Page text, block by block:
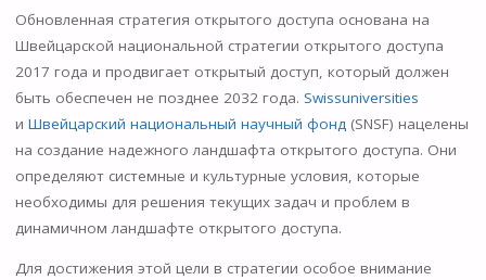
ni
ki
Обновленная стратегия открытого доступа основана на
Швейцарской национальной стратегии открытого доступа
2017 года и продвигает открытый доступ, который должен
быть обеспечен не позднее 2032 года. Swissuniversities
и Швейцарский национальный научный фонд(SNSF) нацелены
на создание надежного ландшафта открытого доступа. Они
определяют системные и культурные условия, которые
необходимы для решения текущих задач и проблем в
динамичном ландшафте открытого доступа.
Для достижения этой цели в стратегии особое внимание